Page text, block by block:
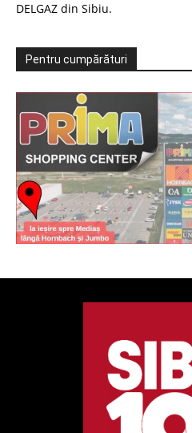
DELGAZ din Sibiu.
Pentru cumpărături